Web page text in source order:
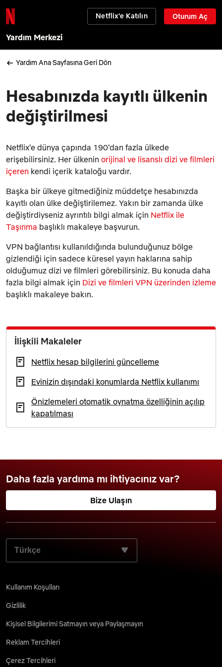
Netflix'e Katılın Oturum Aç
Yardım Merkezi
Yardım Ana Sayfasına Geri Dön
Hesabınızda kayıtlı ülkenin
değiştirilmesi
Netflix'e dünya çapında 190'dan fazla ülkede
erişebilirsiniz. Her ülkenin orijinal ve lisanslı dizi ve filmleri
içeren kendi içerik kataloğu vardır.
Başka bir ülkeye gitmediğiniz müddetçe hesabınızda
kayıtlı olan ülke değiştirilemez. Yakın bir zamanda ülke
değiştirdiyseniz ayrıntılı bilgi almak için Netflix ile
Taşınma başlıklı makaleye başvurun.
VPN bağlantısı kullanıldığında bulunduğunuz bölge
gizlendiği için sadece küresel yayın haklarına sahip
olduğumuz dizi ve filmleri görebilirsiniz. Bu konuda daha
fazla bilgi almak için Dizi ve filmleri VPN üzerinden izleme
başlıklı makaleye bakın.
İlişkili Makaleler
Netflix hesap bilgilerini güncelleme
Evinizin dışındaki konumlarda Netflix kullanımı
Önizlemeleri otomatik oynatma özelliğinin açılıp
kapatılması
Daha fazla yardıma mı ihtiyacınız var?
Bize Ulaşın
TERCIH ETTIĞINIZ DILI SEÇIN:
Kullanım Koşulları
Gizlilik
Kişisel Bilgilerimi Satmayın veya Paylaşmayın
Reklam Tercihleri
Çerez Tercihleri